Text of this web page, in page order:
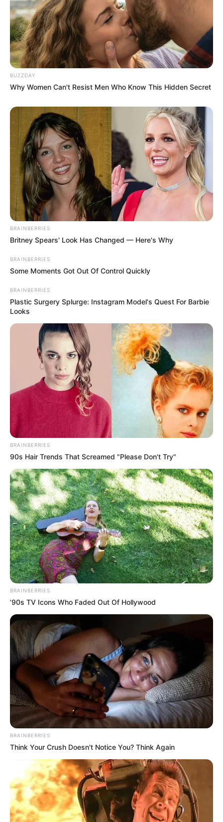
BUZZDAY
Why Women Can't Resist Men Who Know This Hidden Secret
BRAINBERRIES
Britney Spears' Look Has Changed — Here's Why
BRAINBERRIES
Some Moments Got Out Of Control Quickly
BRAINBERRIES
Plastic Surgery Splurge: Instagram Model's Quest For Barbie
Looks
BRAINBERRIES
90s Hair Trends That Screamed "Please Don't Try"
BRAINBERRIES
’90s TV Icons Who Faded Out Of Hollywood
BRAINBERRIES
Think Your Crush Doesn't Notice You? Think Again